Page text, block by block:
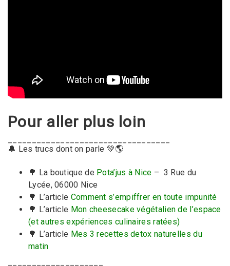
Pour aller plus loin
🔔 Les trucs dont on parle 💚🌎
🌳 La boutique de Pota’jus à Nice – 3 Rue du
Lycée, 06000 Nice
🌳 L’article Comment s’empiffrer en toute impunité
🌳 L’article Mon cheesecake végétalien de l’espace
(et autres expériences culinaires ratées)
🌳 L’article Mes 3 recettes detox naturelles du
matin